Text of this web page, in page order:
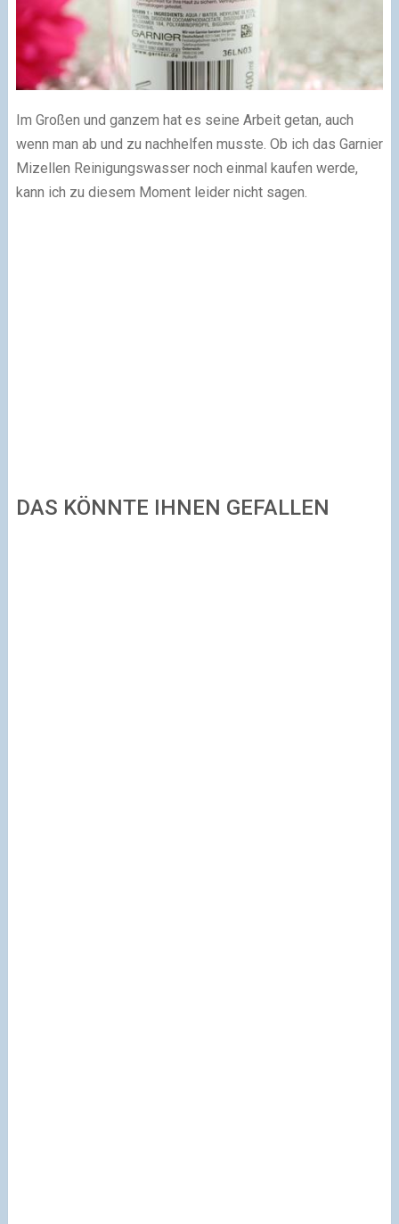
Im Großen und ganzem hat es seine Arbeit getan, auch
wenn man ab und zu nachhelfen musste. Ob ich das Garnier
Mizellen Reinigungswasser noch einmal kaufen werde,
kann ich zu diesem Moment leider nicht sagen.
DAS KÖNNTE IHNEN GEFALLEN